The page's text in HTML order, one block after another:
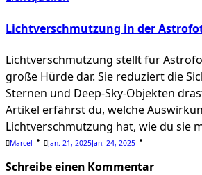
Lichtverschmutzung in der
Lichtverschmutzung stellt für
große Hürde dar. Sie reduziert die
Sternen und Deep-Sky-Objekten
Artikel erfährst du, welche
Lichtverschmutzung hat, wie du sie
Marcel Jan. 21, 2025Jan. 24, 2025
Schreibe einen Kommentar